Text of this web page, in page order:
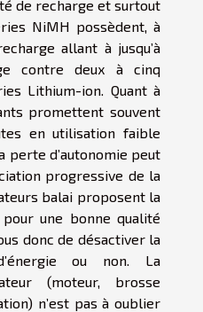
de recharge et surtout
NiMH possèdent, à
allant à jusqu’à
contre deux à cinq
Lithium-ion. Quant à
promettent souvent
en utilisation faible
perte d’autonomie peut
progressive de la
balai proposent la
une bonne qualité
donc de désactiver la
ou non. La
(moteur, brosse
n’est pas à oublier